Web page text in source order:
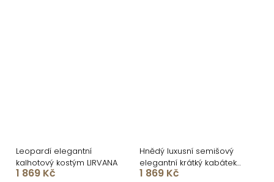
Leopardí elegantní
kalhotový kostým LIRVANA
1 869 Kč
Hnědý luxusní semišový
elegantní krátký kabátek
DRIFER
1 869 Kč